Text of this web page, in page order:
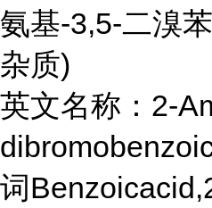
氨基-3,5-二溴
杂质)
英文名称：2-
词